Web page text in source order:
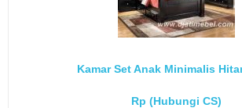
Kamar Set Anak Minimalis
Rp (Hubungi CS)